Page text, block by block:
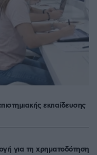
εκπαίδευσης
για τη χρηματοδότηση